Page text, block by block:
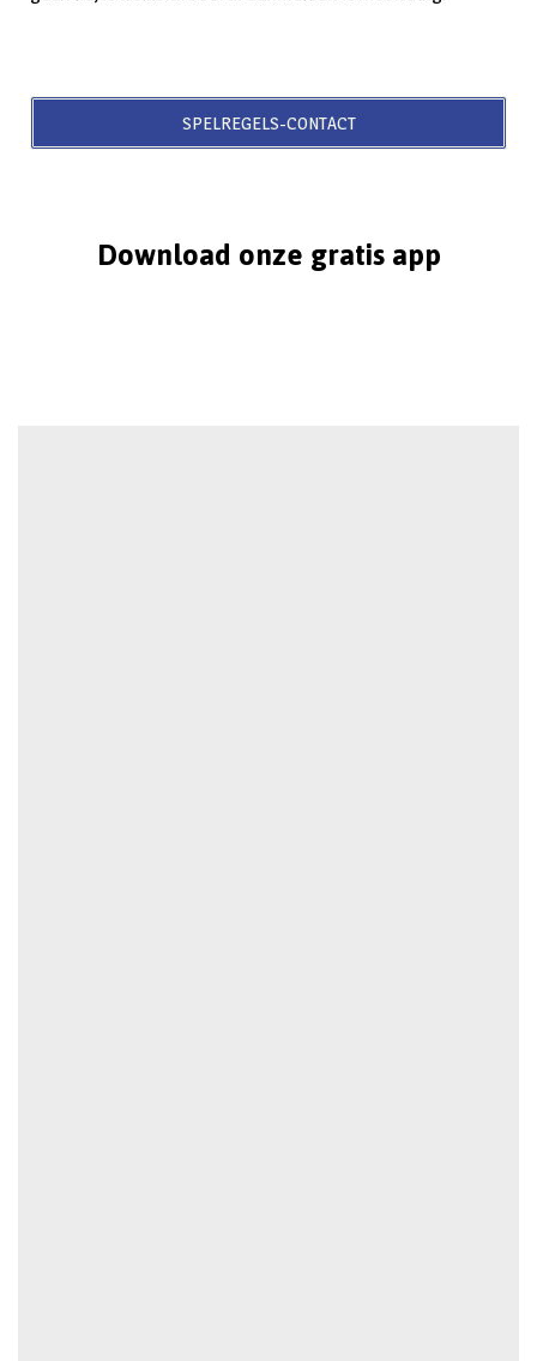
SPELREGELS-CONTACT
Download onze gratis app